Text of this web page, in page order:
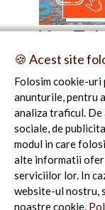
You
🍪 Acest site
Folosim cookie-
anunturile, pentru
analiza traficul.
sociale, de
modul in care
alte informatii
serviciilor lor. In
website-ul nostru,
noastre cookie.